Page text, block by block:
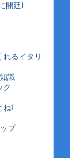
開廷!
るイタリ
識
ク
ね!
プ